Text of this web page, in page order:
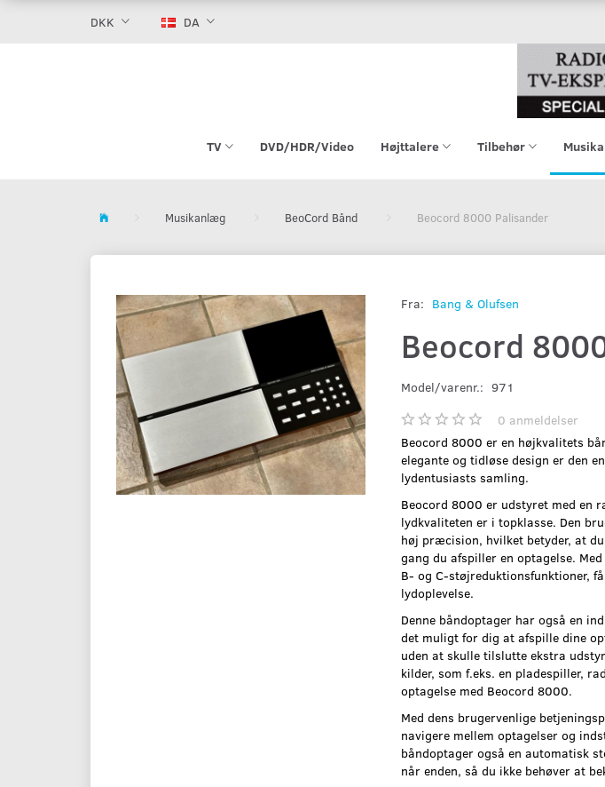
DKK DA
TV DVD/HDR/Video Højttalere Tilbehør
Musikanlæg BeoCord Bånd Beocord 8000 Palisander
Fra: Bang & Olufsen
Beocord
Model/varenr.: 971
0 anmeldelser
Beocord 8000 er en højkvalitets
elegante og tidløse design er den
lydentusiasts samling.
Beocord 8000 er udstyret med en
lydkvaliteten er i topklasse. Den
høj præcision, hvilket betyder, at
gang du afspiller en optagelse.
B- og C-støjreduktionsfunktioner,
lydoplevelse.
Denne båndoptager har også en
det muligt for dig at afspille dine
uden at skulle tilslutte ekstra
kilder, som f.eks. en pladespiller,
optagelse med Beocord 8000.
Med dens brugervenlige
navigere mellem optagelser og
båndoptager også en automatisk
når enden, så du ikke behøver at